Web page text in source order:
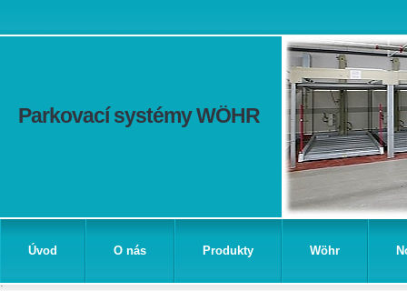
Parkovací systémy WÖHR
Úvod O nás Produkty Wöhr